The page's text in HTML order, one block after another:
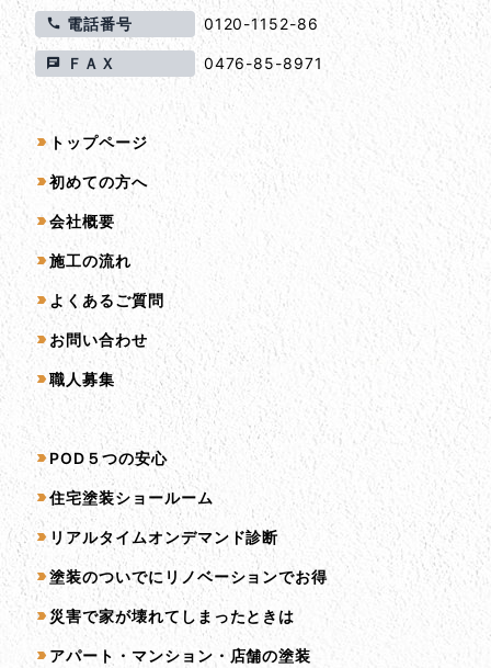
電話番号 0120-1152-86
ＦＡＸ 0476-85-8971
サイトマップ
トップページ
初めての方へ
会社概要
施工の流れ
よくあるご質問
お問い合わせ
職人募集
サービス一覧
POD５つの安心
住宅塗装ショールーム
リアルタイムオンデマンド診断
塗装のついでにリノベーションでお得
災害で家が壊れてしまったときは
アパート・マンション・店舗の塗装